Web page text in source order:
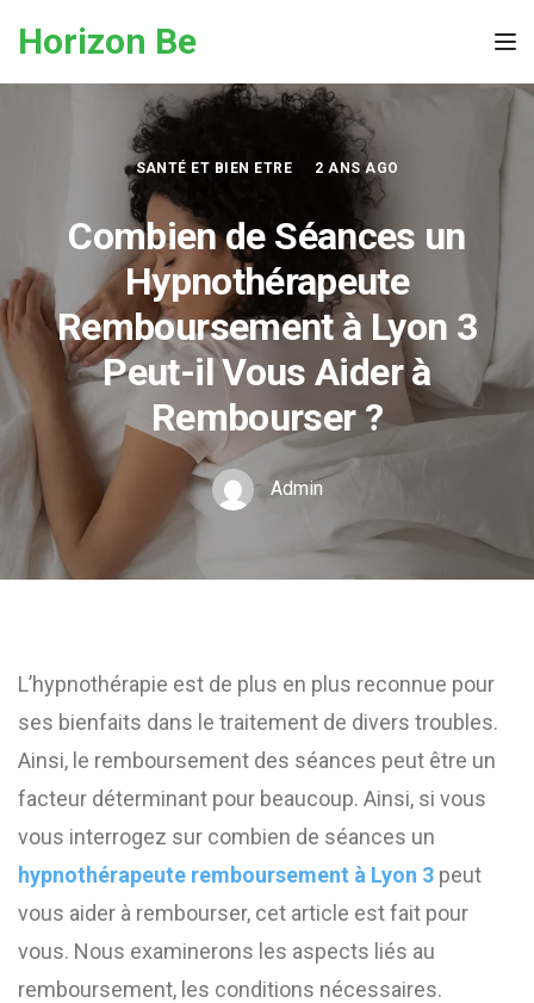
Horizon Be
SANTÉ ET BIEN ETRE 2 ANS AGO
Combien de Séances un
Hypnothérapeute
Remboursement à Lyon 3
Peut-il Vous Aider à
Rembourser ?
Admin
L’hypnothérapie est de plus en plus reconnue pour
ses bienfaits dans le traitement de divers troubles.
Ainsi, le remboursement des séances peut être un
facteur déterminant pour beaucoup. Ainsi, si vous
vous interrogez sur combien de séances un
hypnothérapeute remboursement à Lyon 3 peut
vous aider à rembourser, cet article est fait pour
vous. Nous examinerons les aspects liés au
remboursement, les conditions nécessaires.